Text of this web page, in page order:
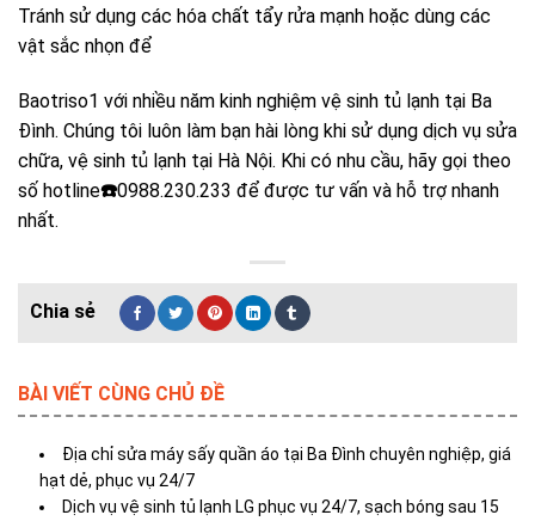
Tránh sử dụng các hóa chất tẩy rửa mạnh hoặc dùng các
vật sắc nhọn để
Baotriso1 với nhiều năm kinh nghiệm vệ sinh tủ lạnh tại Ba
Đình. Chúng tôi luôn làm bạn hài lòng khi sử dụng dịch vụ sửa
chữa, vệ sinh tủ lạnh tại Hà Nội. Khi có nhu cầu, hãy gọi theo
số hotline☎️0988.230.233 để được tư vấn và hỗ trợ nhanh
nhất.
BÀI VIẾT CÙNG CHỦ ĐỀ
Địa chỉ sửa máy sấy quần áo tại Ba Đình chuyên nghiệp, giá
hạt dẻ, phục vụ 24/7
Dịch vụ vệ sinh tủ lạnh LG phục vụ 24/7, sạch bóng sau 15